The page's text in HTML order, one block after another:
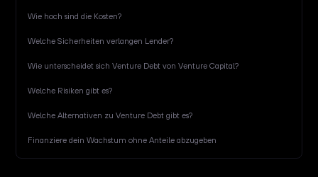
Wie hoch sind die Kosten?
Welche Sicherheiten verlangen Lender?
Wie unterscheidet sich Venture Debt von Venture Capital?
Welche Risiken gibt es?
Welche Alternativen zu Venture Debt gibt es?
Finanziere dein Wachstum ohne Anteile abzugeben